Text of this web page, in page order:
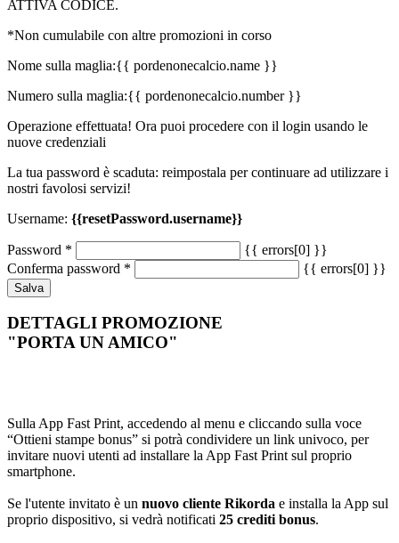
ATTIVA CODICE.
*Non cumulabile con altre promozioni in corso
Nome sulla maglia:{{ pordenonecalcio.name }}
Numero sulla maglia:{{ pordenonecalcio.number }}
Operazione effettuata! Ora puoi procedere con il login usando le
nuove credenziali
La tua password è scaduta: reimpostala per continuare ad utilizzare i
nostri favolosi servizi!
Username: {{resetPassword.username}}
Password *
{{ errors[0] }}
Conferma password * {{ errors[0] }}
Salva
DETTAGLI PROMOZIONE
"PORTA UN AMICO"
Sulla App Fast Print, accedendo al menu e cliccando sulla voce
“Ottieni stampe bonus” si potrà condividere un link univoco, per
invitare nuovi utenti ad installare la App Fast Print sul proprio
smartphone.
Se l'utente invitato è un nuovo cliente Rikorda e installa la App sul
proprio dispositivo, si vedrà notificati 25 crediti bonus.